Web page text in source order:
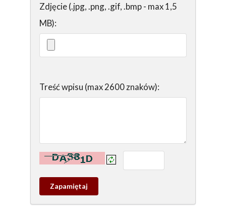
Zdjęcie (.jpg, .png, .gif, .bmp - max 1,5
MB):
Treść wpisu (max 2600 znaków):
Kontrola - wprowadź tekst z obrazka:
Zapamietaj
wpis